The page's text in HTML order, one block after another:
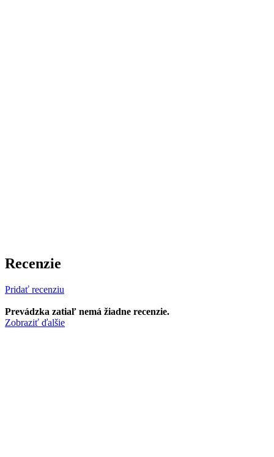
Recenzie
Pridať recenziu
Prevádzka zatiaľ nemá žiadne recenzie.
Zobraziť ďalšie